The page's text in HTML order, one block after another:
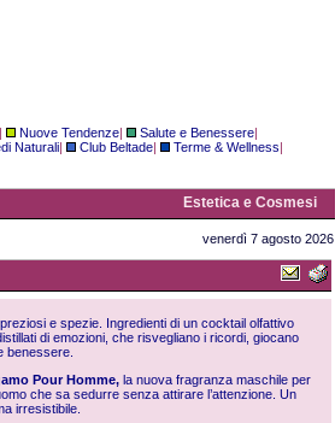
| Nuove Tendenze| Salute e Benessere|
Naturali| Club Beltade| Terme & Wellness|
Estetica e Cosmesi
venerdì 7 agosto 2026
e spezie. Ingredienti di un cocktail olfattivo
di emozioni, che risvegliano i ricordi, giocano
benessere.
Pour Homme, la nuova fragranza maschile per
che sa sedurre senza attirare l’attenzione. Un
irresistibile.